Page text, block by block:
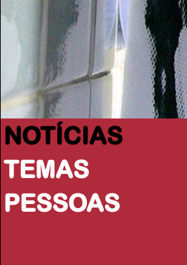
NOTÍCIAS
TEMAS
PESSOAS